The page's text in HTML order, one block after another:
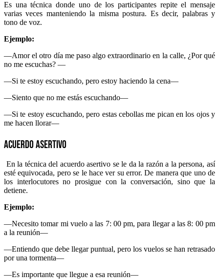
Es una técnica donde uno de los participantes repite el mensaje
varias veces manteniendo la misma postura. Es decir, palabras y
tono de voz.
Ejemplo:
—Amor el otro día me paso algo extraordinario en la calle, ¿Por qué
no me escuchas? —
—Si te estoy escuchando, pero estoy haciendo la cena—
—Siento que no me estás escuchando—
—Si te estoy escuchando, pero estas cebollas me pican en los ojos y
me hacen llorar—
Acuerdo asertivo
En la técnica del acuerdo asertivo se le da la razón a la persona, así
esté equivocada, pero se le hace ver su error. De manera que uno de
los interlocutores no prosigue con la conversación, sino que la
detiene.
Ejemplo:
—Necesito tomar mi vuelo a las 7: 00 pm, para llegar a las 8: 00 pm
a la reunión—
—Entiendo que debe llegar puntual, pero los vuelos se han retrasado
por una tormenta—
—Es importante que llegue a esa reunión—